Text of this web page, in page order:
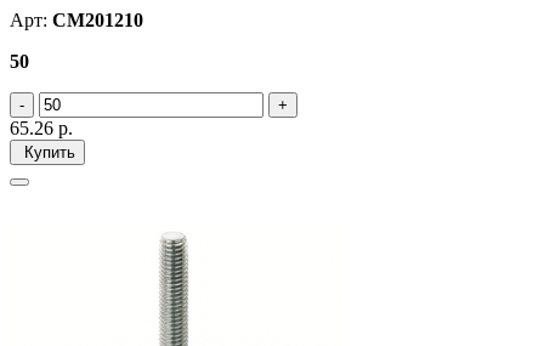
Арт: CM201210
50
65.26 р.
Купить